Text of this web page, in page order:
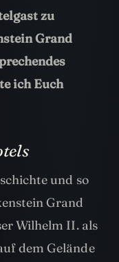
zu
Grand
ich Euch
und so
Grand
Wilhelm II. als
dem Gelände